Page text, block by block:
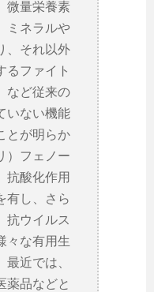
微量栄養素
ミネラルや
、それ以外
るファイト
など従来の
いない機能
とが明らか
）フェノー
抗酸化作用
有し、さら
抗ウイルス
々な有用生
近では、
薬品などと